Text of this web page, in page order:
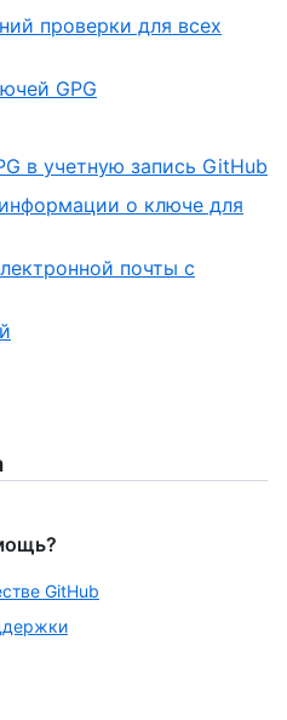
проверки для всех
GPG
в учетную запись GitHub
о ключе для
почты с
GitHub